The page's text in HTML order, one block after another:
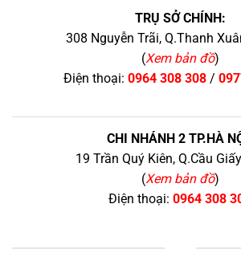
TRỤ SỞ CHÍNH:
308 Nguyễn Trãi, Q.Thanh
(Xem bản đồ)
Điện thoại: 0964 308 308/
CHI NHÁNH 2 TP.HÀ
19 Trần Quý Kiên, Q.Cầu
(Xem bản đồ)
Điện thoại: 0964 308